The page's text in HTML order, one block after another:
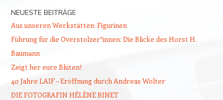
NEUESTE BEITRÄGE
Aus unseren Werkstätten: Figurinen
Führung für die Overstolzer*innen: Die Blicke des Horst H.
Baumann
Zeigt her eure Blüten!
40 Jahre LAIF – Eröffnung durch Andreas Wolter
DIE FOTOGRAFIN HÉLÈNE BINET